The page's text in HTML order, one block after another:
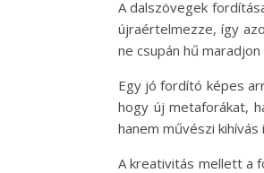
A dalszövegek
újraértelmezze, így
ne csupán hű
Egy jó fordító képes
hogy új metaforákat,
hanem művészi
A kreativitás mellett a